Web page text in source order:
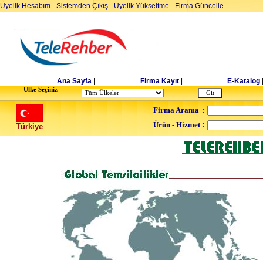
Üyelik Hesabım - Sistemden Çıkış - Üyelik Yükseltme - Firma Güncelle
Ana Sayfa Firma Kayıt E-Katalog
Ulke Seçiniz
Türkiye
Firma Arama :
Ürün - Hizmet :